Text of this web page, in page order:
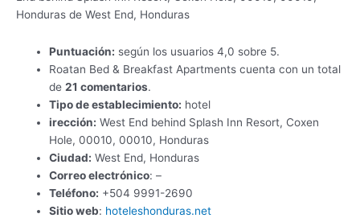
Honduras de West End, Honduras
Puntuación: según los usuarios 4,0 sobre 5.
Roatan Bed & Breakfast Apartments cuenta con un total
de21 comentarios.
Tipo de establecimiento: hotel
irección: West End behind Splash Inn Resort, Coxen
Hole, 00010, 00010, Honduras
Ciudad: West End, Honduras
Correo electrónico: –
Teléfono: +504 9991-2690
Sitio web: hoteleshonduras.net